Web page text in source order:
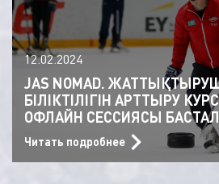
12.02.2024
JAS NOMAD.
БІЛІКТІЛІГІН АРТТЫРУ
ОФЛАЙН СЕССИЯСЫ
Читать подробнее